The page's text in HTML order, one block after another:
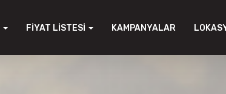
FIYAT LISTESI KAMPANYALAR